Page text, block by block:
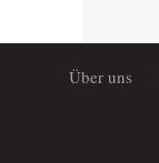
Über uns